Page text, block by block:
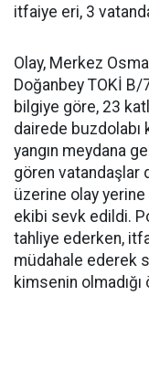
itfaiye eri, 3
Olay, Merkez
Doğanbey TOKİ
bilgiye göre, 23
dairede buzdolabı
yangın meydana
gören vatandaşlar
üzerine olay
ekibi sevk edildi.
tahliye ederken,
müdahale ederek
kimsenin olmadığı